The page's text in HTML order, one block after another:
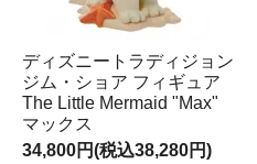
ディズニートラディジョン
ジム・ショア フィギュア
The Little Mermaid "Max"
マックス
34,800円(税込38,280円)